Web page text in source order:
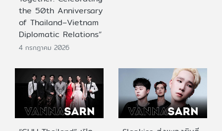
the 50th Anniversary
of Thailand–Vietnam
Diplomatic Relations”
4 กรกฎาคม 2026